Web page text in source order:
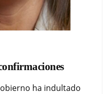
ha indultado